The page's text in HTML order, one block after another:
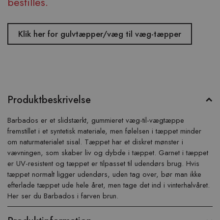
Klik her for gulvtæpper/væg til væg-tæpper
Produktbeskrivelse
Barbados er et slidstærkt, gummieret væg-til-vægtæppe
fremstillet i et syntetisk materiale, men følelsen i tæppet minder
om naturmaterialet sisal. Tæppet har et diskret mønster i
vævningen, som skaber liv og dybde i tæppet. Garnet i tæppet
er UV-resistent og tæppet er tilpasset til udendørs brug. Hvis
tæppet normalt ligger udendørs, uden tag over, bør man ikke
efterlade tæppet ude hele året, men tage det ind i vinterhalvåret.
Her ser du Barbados i farven brun.